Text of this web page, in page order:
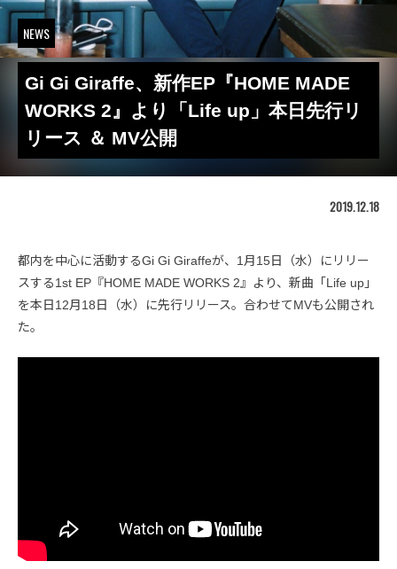
NEWS
Gi Gi Giraffe、新作EP『HOME MADE
WORKS 2』より「Life up」本日先行リ
リース ＆ MV公開
2019.12.18
都内を中心に活動するGi Gi Giraffeが、1月15日（水）にリリー
スする1st EP『HOME MADE WORKS 2』より、新曲「Life up」
を本日12月18日（水）に先行リリース。合わせてMVも公開され
た。